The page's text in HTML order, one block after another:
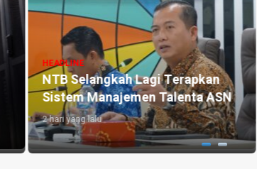
HEADLINE
Ceagah Konflik Sosial, Pemprov
dan FKUB NTB Susun Pedoman
Mediasi Pernikahan Beda Agama
2 hari yang lalu 3 hari